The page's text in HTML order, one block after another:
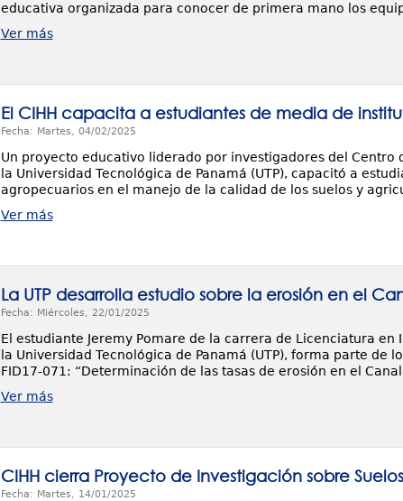
educativa organizada para conocer de primera mano los
Ver más
El CIHH capacita a estudiantes de media de
Fecha: Martes, 04/02/2025
Un proyecto educativo liderado por investigadores del Centro
la Universidad Tecnológica de Panamá (UTP), capacitó a
agropecuarios en el manejo de la calidad de los suelos y
Ver más
La UTP desarrolla estudio sobre la erosión en el
Fecha: Miércoles, 22/01/2025
El estudiante Jeremy Pomare de la carrera de Licenciatura
la Universidad Tecnológica de Panamá (UTP), forma parte
FID17-071: “Determinación de las tasas de erosión en el Canal
Ver más
CIHH cierra Proyecto de Investigación sobre
Fecha: Martes, 14/01/2025